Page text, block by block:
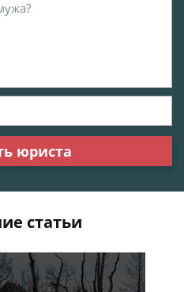
юриста
статьи